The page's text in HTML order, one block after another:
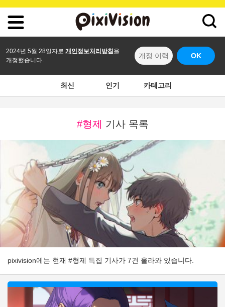
2024년 5월 28일자로 개인정보처리방침 을
개정했습니다.
개정 이력 OK
최신 인기 카테고리
#형제 기사 목록
pixivision에는 현재 #형제 특집 기사가 7건 올라와 있습니다.